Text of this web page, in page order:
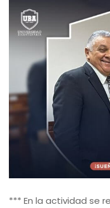
*** En la actividad se